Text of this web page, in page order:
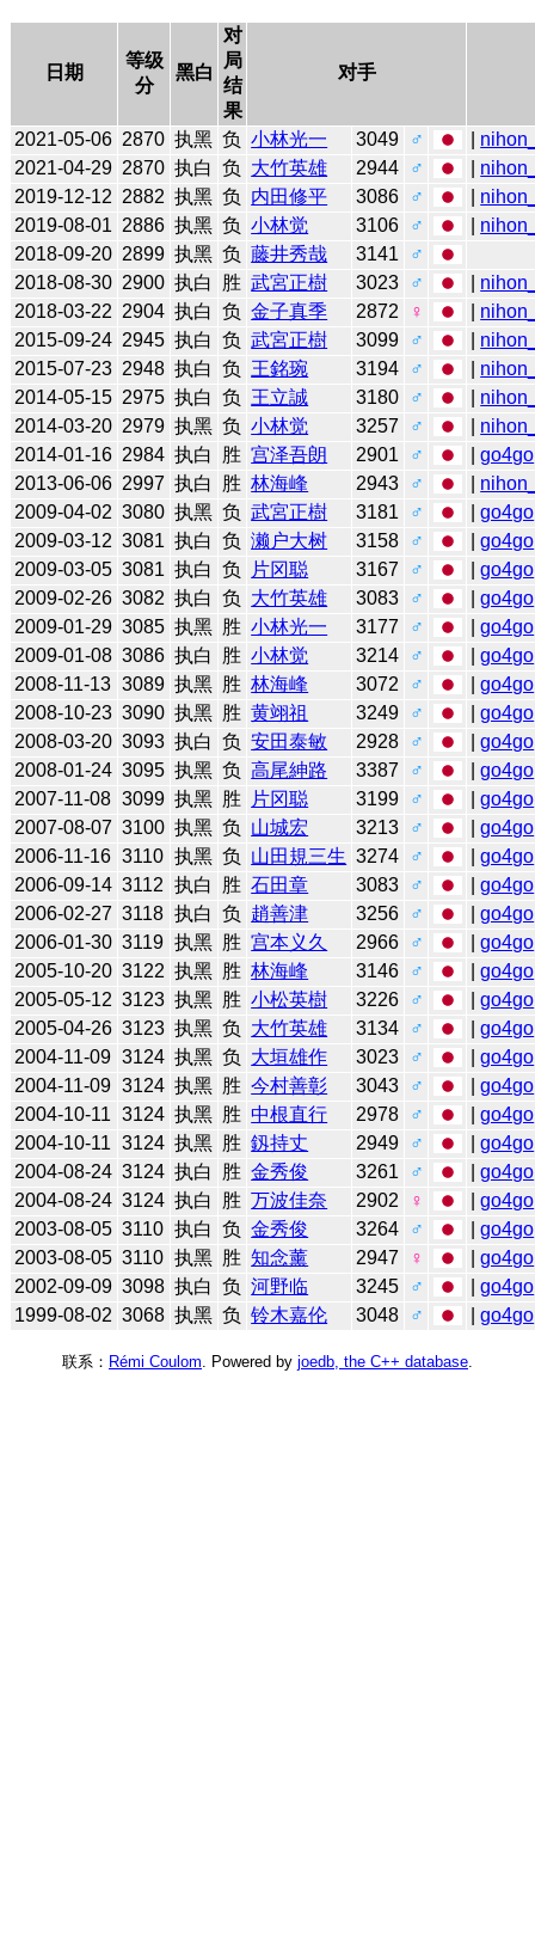
日期
等级
分
黑白
对
局
结
果
对手
2021-05-06 2870 执黑 负 小林光一 3049 ♂
2021-04-29 2870 执白 负 大竹英雄 2944 ♂
2019-12-12 2882 执黑 负 内田修平 3086 ♂
2019-08-01 2886 执黑 负 小林觉 3106 ♂
2018-09-20 2899 执黑 负 藤井秀哉 3141
♂
2018-08-30 2900 执白 胜 武宮正樹 3023 ♂
2018-03-22 2904 执白 负 金子真季 2872 ♀
2015-09-24 2945 执白 负 武宮正樹 3099 ♂
2015-07-23 2948 执白 负 王銘琬 3194 ♂
2014-05-15 2975 执白 负 王立誠 3180 ♂
2014-03-20 2979 执黑 负 小林觉 3257 ♂
2014-01-16 2984 执白 胜 宫泽吾朗 2901 ♂ |go4go
2013-06-06 2997 执白 胜 林海峰 2943 ♂
2009-04-02 3080 执黑 负 武宮正樹 3181 ♂ |go4go
2009-03-12 3081 执白 负 濑户大树 3158 ♂ |go4go
2009-03-05 3081 执白 负 片冈聪 3167 ♂ |go4go
2009-02-26 3082 执白 负 大竹英雄 3083 ♂ |go4go
2009-01-29 3085 执黑 胜 小林光一 3177 ♂ |go4go
2009-01-08 3086 执白 胜 小林觉 3214 ♂ |go4go
2008-11-13 3089 执黑 胜 林海峰 3072 ♂ |go4go
2008-10-23 3090 执黑 胜 黄翊祖 3249 ♂ |go4go
2008-03-20 3093 执白 负 安田泰敏 2928 ♂ |go4go
2008-01-24 3095 执黑 负 高尾紳路 3387 ♂ |go4go
2007-11-08 3099 执黑 胜 片冈聪 3199 ♂ |go4go
2007-08-07 3100 执黑 负 山城宏 3213 ♂ |go4go
2006-11-16 3110 执黑 负 山田規三生 3274 ♂ |go4go
2006-09-14 3112 执白 胜 石田章 3083 ♂ |go4go
2006-02-27 3118 执白 负 趙善津 3256 ♂ |go4go
2006-01-30 3119 执黑 胜 宫本义久 2966 ♂ |go4go
2005-10-20 3122 执黑 胜 林海峰 3146 ♂ |go4go
2005-05-12 3123 执黑 胜 小松英樹 3226 ♂ |go4go
2005-04-26 3123 执黑 负 大竹英雄 3134 ♂ |go4go
2004-11-09 3124 执黑 负 大垣雄作 3023 ♂ |go4go
2004-11-09 3124 执黑 胜 今村善彰 3043 ♂ |go4go
2004-10-11 3124 执黑 胜 中根直行 2978 ♂ |go4go
2004-10-11 3124 执黑 胜 釼持丈 2949 ♂ |go4go
2004-08-24 3124 执白 胜 金秀俊 3261 ♂ |go4go
2004-08-24 3124 执白 胜 万波佳奈 2902 ♀ |go4go
2003-08-05 3110 执白 负 金秀俊 3264 ♂ |go4go
2003-08-05 3110 执黑 胜 知念薰 2947 ♀ |go4go
2002-09-09 3098 执白 负 河野临 3245 ♂ |go4go
1999-08-02 3068 执黑 负 铃木嘉伦 3048 ♂ |go4go
联系： Rémi Coulom . Powered by joedb, the C++ database